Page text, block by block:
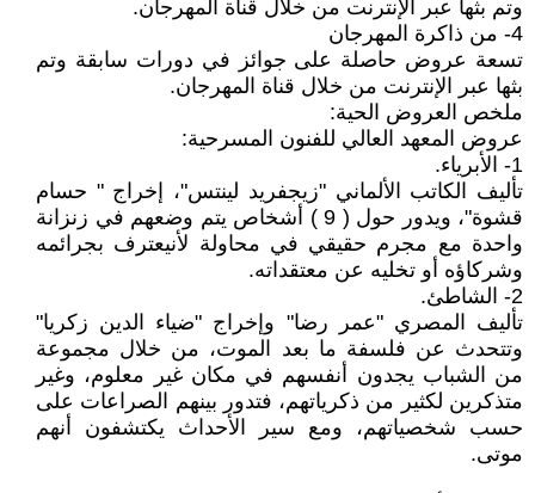
وتم بثها عبر الإنترنت من خلال قناة المهرجان.
4- من ذاكرة المهرجان
تسعة عروض حاصلة على جوائز في دورات سابقة وتم
بثها عبر الإنترنت من خلال قناة المهرجان.
ملخص العروض الحية:
عروض المعهد العالي للفنون المسرحية:
1- الأبرياء.
تأليف الكاتب الألماني "زيجفريد لينتس"، إخراج " حسام
قشوة"، ويدور حول ( 9 ) أشخاص يتم وضعهم في زنزانة
واحدة مع مجرم حقيقي في محاولة لأنيعترف بجرائمه
وشركاؤه أو تخليه عن معتقداته.
2- الشاطئ.
تأليف المصري "عمر رضا" وإخراج "ضياء الدين زكريا"
وتتحدث عن فلسفة ما بعد الموت، من خلال مجموعة
من الشباب يجدون أنفسهم في مكان غير معلوم، وغير
متذكرين لكثير من ذكرياتهم، فتدور بينهم الصراعات على
حسب شخصياتهم، ومع سير الأحداث يكتشفون أنهم
موتى.